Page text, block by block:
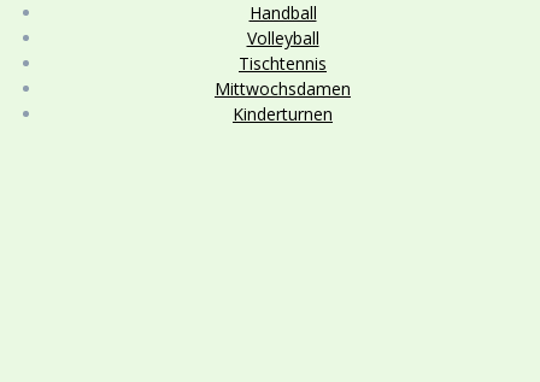
Handball
Volleyball
Tischtennis
Mittwochsdamen
Kinderturnen